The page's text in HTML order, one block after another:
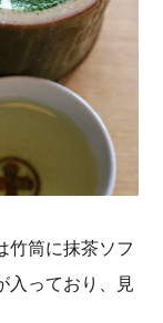
竹筒に抹茶ソフ
入っており、見